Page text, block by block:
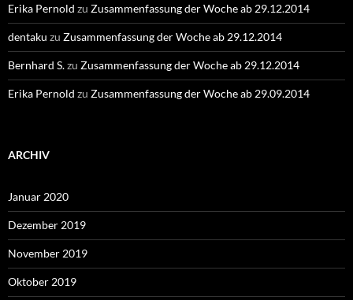
Erika Pernold zu Zusammenfassung der Woche ab 29.12.2014
dentaku zu Zusammenfassung der Woche ab 29.12.2014
Bernhard S.zu Zusammenfassung der Woche ab 29.12.2014
Erika Pernold zu Zusammenfassung der Woche ab 29.09.2014
ARCHIV
Januar 2020
Dezember 2019
November 2019
Oktober 2019